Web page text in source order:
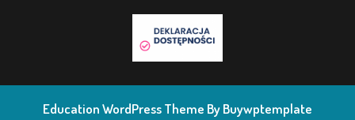
Education WordPress Theme By Buywptemplate